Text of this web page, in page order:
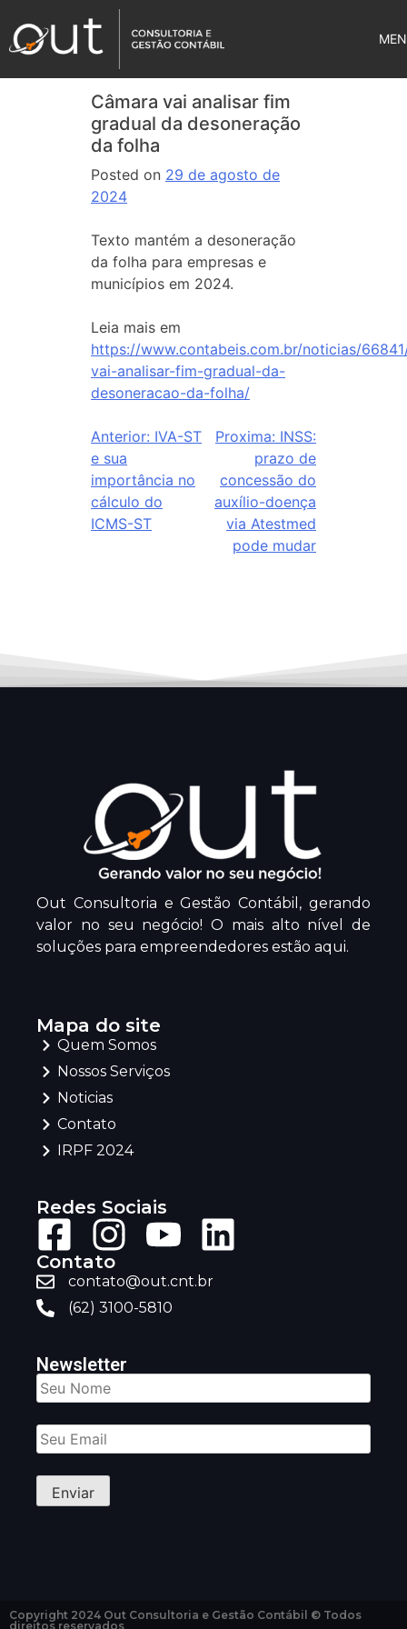
Câmara vai analisar fim
gradual da desoneração
da folha
Posted on 29 de agosto de
2024
Texto mantém a desoneração
da folha para empresas e
municípios em 2024.
Leia mais em
https://www.contabeis.com.br/noticias/
vai-analisar-fim-gradual-da-
desoneracao-da-folha/
Anterior: IVA-ST
e sua
importância no
cálculo do
ICMS-ST
Proxima: INSS:
prazo de
concessão do
auxílio-doença
via Atestmed
pode mudar
Out Consultoria e Gestão Contábil, gerando
valor no seu negócio! O mais alto nível de
soluções para empreendedores estão aqui.
Mapa do site
Quem Somos
Nossos Serviços
Noticias
Contato
IRPF 2024
Redes Sociais
Contato
contato@out.cnt.br
(62) 3100-5810
Newsletter
Copyright 2024 Out Consultoria e Gestão Contábil © Todos
direitos reservados